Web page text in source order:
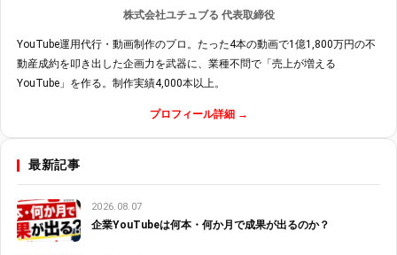
株式会社ユチュブる 代表取締役
YouTube運用代行・動画制作のプロ。たった4本の動画で1億1,800万円の不
動産成約を叩き出した企画力を武器に、業種不問で「売上が増える
YouTube」を作る。制作実績4,000本以上。
プロフィール詳細 →
最新記事
2026.08.07
企業YouTubeは何本・何か月で成果が出るのか？